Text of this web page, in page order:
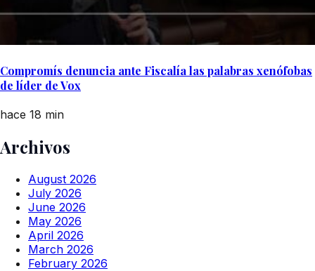
Compromís denuncia ante Fiscalía las palabras xenófobas
de líder de Vox
hace 18 min
Archivos
August 2026
July 2026
June 2026
May 2026
April 2026
March 2026
February 2026